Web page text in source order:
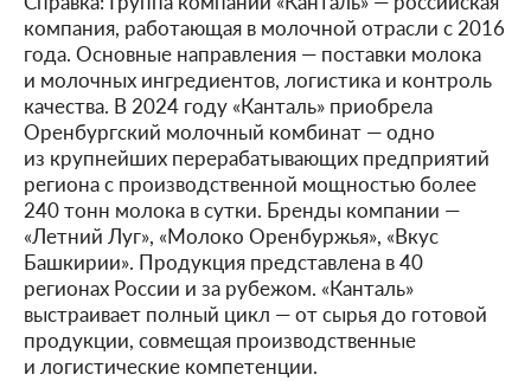
компания, работающая в молочной отрасли с 2016
года. Основные направления — поставки молока
и молочных ингредиентов, логистика и контроль
качества. В 2024 году «Канталь» приобрела
Оренбургский молочный комбинат — одно
из крупнейших перерабатывающих предприятий
региона с производственной мощностью более
240 тонн молока в сутки. Бренды компании —
«Летний Луг», «Молоко Оренбуржья», «Вкус
Башкирии». Продукция представлена в 40
регионах России и за рубежом. «Канталь»
выстраивает полный цикл — от сырья до готовой
продукции, совмещая производственные
и логистические компетенции.